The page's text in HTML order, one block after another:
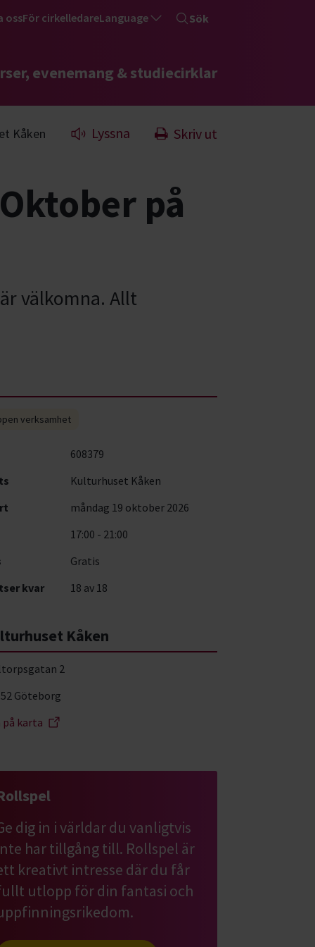
ossFör cirkelledareLanguage Sök
evenemang & studiecirklar
Kåken Lyssna Skriv ut
på
välkomna. Allt
verksamhet
608379
Kulturhuset Kåken
måndag 19 oktober 2026
17:00 - 21:00
Gratis
kvar
18 av 18
Kåken
2
52 Göteborg
på karta
dig in i världar du vanligtvis
har tillgång till. Rollspel är
kreativt intresse där du får
utlopp för din fantasi och